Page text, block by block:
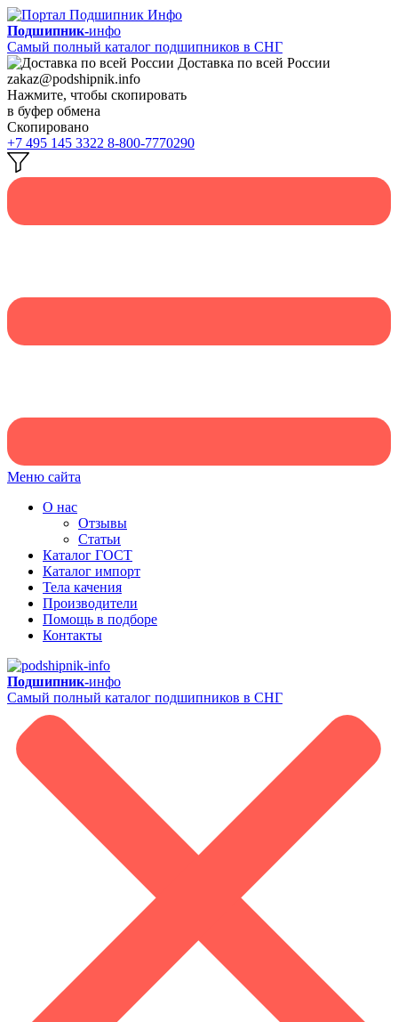
Подшипник-инфо
Самый полный каталог подшипников в СНГ
Доставка по всей России
zakaz@podshipnik.info
Нажмите, чтобы скопировать
в буфер обмена
Скопировано
+7 495 145 3322 8-800-7770290
Меню сайта
О нас
Отзывы
Статьи
Каталог ГОСТ
Каталог импорт
Тела качения
Производители
Помощь в подборе
Контакты
Подшипник-инфо
Самый полный каталог подшипников в СНГ